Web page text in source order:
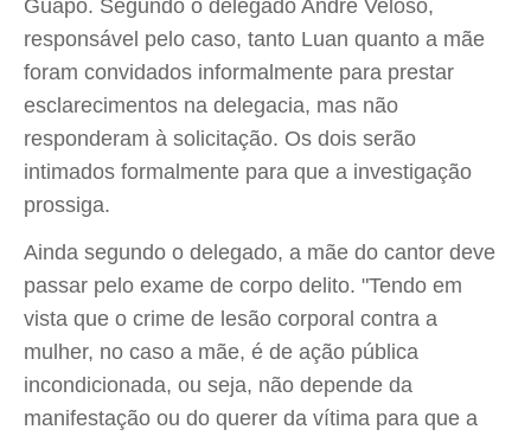
Guapó. Segundo o delegado André Veloso,
responsável pelo caso, tanto Luan quanto a mãe
foram convidados informalmente para prestar
esclarecimentos na delegacia, mas não
responderam à solicitação. Os dois serão
intimados formalmente para que a investigação
prossiga.
Ainda segundo o delegado, a mãe do cantor deve
passar pelo exame de corpo delito. "Tendo em
vista que o crime de lesão corporal contra a
mulher, no caso a mãe, é de ação pública
incondicionada, ou seja, não depende da
manifestação ou do querer da vítima para que a